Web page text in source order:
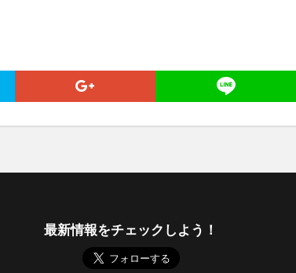
最新情報をチェックしよう！